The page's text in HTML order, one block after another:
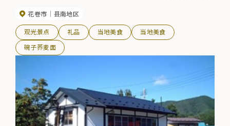
花卷市
县南地区
观光景点 礼品 当地美食
当地美食
碗子荞麦面